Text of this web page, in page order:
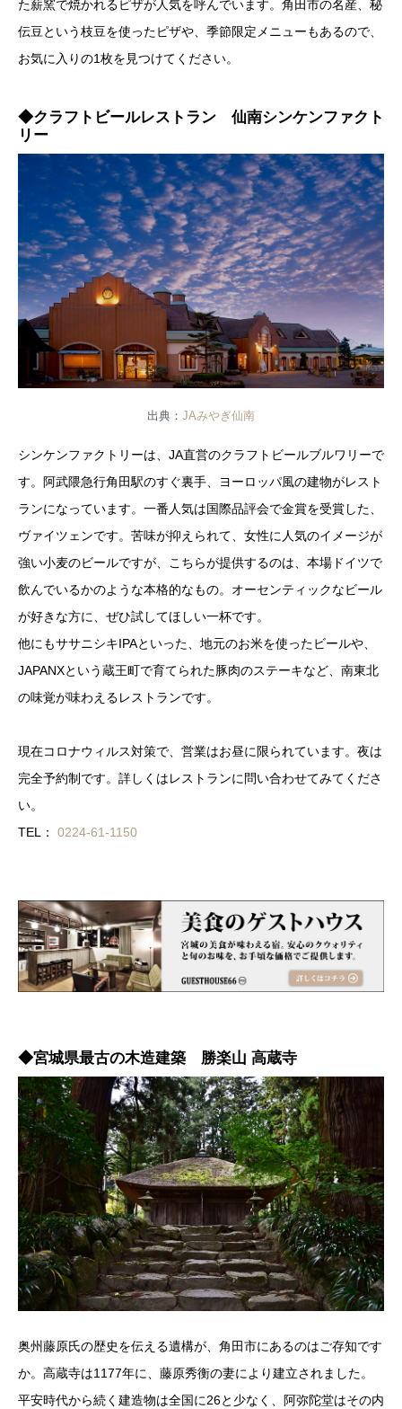
た薪窯で焼かれるピザが人気を呼んでいます。角田市の名産、秘
伝豆という枝豆を使ったピザや、季節限定メニューもあるので、
お気に入りの1枚を見つけてください。
◆クラフトビールレストラン 仙南シンケンファクト
リー
出典： JAみやぎ仙南
シンケンファクトリーは、JA直営のクラフトビールブルワリーで
す。阿武隈急行角田駅のすぐ裏手、ヨーロッパ風の建物がレスト
ランになっています。一番人気は国際品評会で金賞を受賞した、
ヴァイツェンです。苦味が抑えられて、女性に人気のイメージが
強い小麦のビールですが、こちらが提供するのは、本場ドイツで
飲んでいるかのような本格的なもの。オーセンティックなビール
が好きな方に、ぜひ試してほしい一杯です。
他にもササニシキIPAといった、地元のお米を使ったビールや、
JAPANXという蔵王町で育てられた豚肉のステーキなど、南東北
の味覚が味わえるレストランです。
現在コロナウィルス対策で、営業はお昼に限られています。夜は
完全予約制です。詳しくはレストランに問い合わせてみてくださ
い。
TEL： 0224-61-1150
◆宮城県最古の木造建築 勝楽山 高蔵寺
奥州藤原氏の歴史を伝える遺構が、角田市にあるのはご存知です
か。高蔵寺は1177年に、藤原秀衡の妻により建立されました。
平安時代から続く建造物は全国に26と少なく、阿弥陀堂はその内